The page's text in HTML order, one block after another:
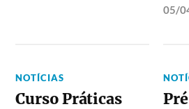
05/
NOTÍCIAS
Curso Práticas